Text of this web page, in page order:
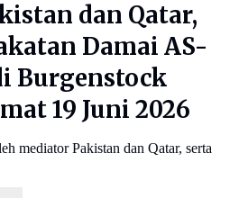
dan Qatar,
Damai AS-
Burgenstock
19 Juni 2026
mediator Pakistan dan Qatar, serta